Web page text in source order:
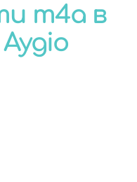
m4a в